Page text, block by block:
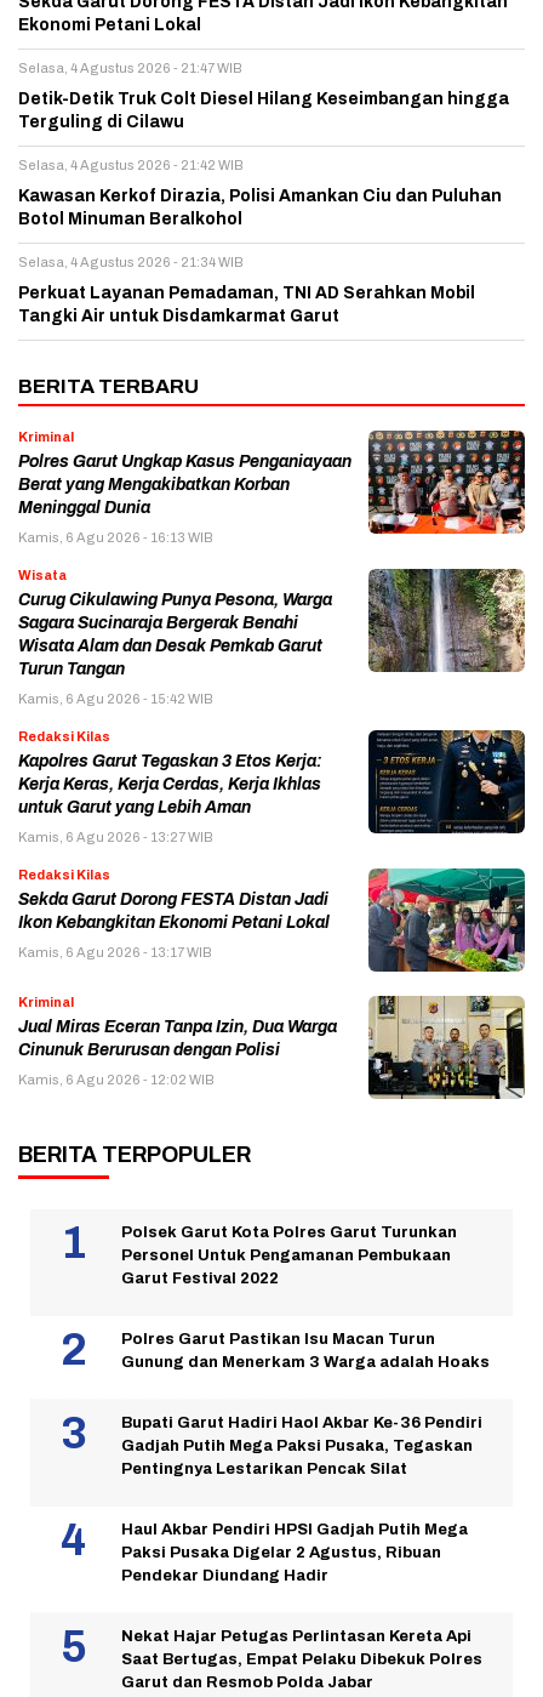
Ekonomi Petani Lokal
Selasa, 4 Agustus 2026 - 21:47 WIB
Detik-Detik Truk Colt Diesel Hilang Keseimbangan hingga
Terguling di Cilawu
Selasa, 4 Agustus 2026 - 21:42 WIB
Kawasan Kerkof Dirazia, Polisi Amankan Ciu dan Puluhan
Botol Minuman Beralkohol
Selasa, 4 Agustus 2026 - 21:34 WIB
Perkuat Layanan Pemadaman, TNI AD Serahkan Mobil
Tangki Air untuk Disdamkarmat Garut
BERITA TERBARU
Kriminal
Polres Garut Ungkap Kasus Penganiayaan
Berat yang Mengakibatkan Korban
Meninggal Dunia
Kamis, 6 Agu 2026 - 16:13 WIB
Wisata
Curug Cikulawing Punya Pesona, Warga
Sagara Sucinaraja Bergerak Benahi
Wisata Alam dan Desak Pemkab Garut
Turun Tangan
Kamis, 6 Agu 2026 - 15:42 WIB
Redaksi Kilas
Kapolres Garut Tegaskan 3 Etos Kerja:
Kerja Keras, Kerja Cerdas, Kerja Ikhlas
untuk Garut yang Lebih Aman
Kamis, 6 Agu 2026 - 13:27 WIB
Redaksi Kilas
Sekda Garut Dorong FESTA Distan Jadi
Ikon Kebangkitan Ekonomi Petani Lokal
Kamis, 6 Agu 2026 - 13:17 WIB
Kriminal
Jual Miras Eceran Tanpa Izin, Dua Warga
Cinunuk Berurusan dengan Polisi
Kamis, 6 Agu 2026 - 12:02 WIB
BERITA TERPOPULER
Polsek Garut Kota Polres Garut Turunkan
Personel Untuk Pengamanan Pembukaan
Garut Festival 2022
Polres Garut Pastikan Isu Macan Turun
Gunung dan Menerkam 3 Warga adalah Hoaks
Bupati Garut Hadiri Haol Akbar Ke-36 Pendiri
Gadjah Putih Mega Paksi Pusaka, Tegaskan
Pentingnya Lestarikan Pencak Silat
Haul Akbar Pendiri HPSI Gadjah Putih Mega
Paksi Pusaka Digelar 2 Agustus, Ribuan
Pendekar Diundang Hadir
Nekat Hajar Petugas Perlintasan Kereta Api
Saat Bertugas, Empat Pelaku Dibekuk Polres
Garut dan Resmob Polda Jabar